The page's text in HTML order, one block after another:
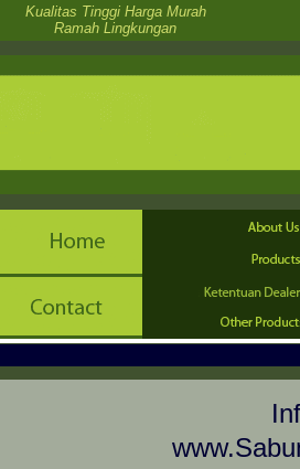
Kualitas Tinggi Harga Murah
Ramah Lingkungan